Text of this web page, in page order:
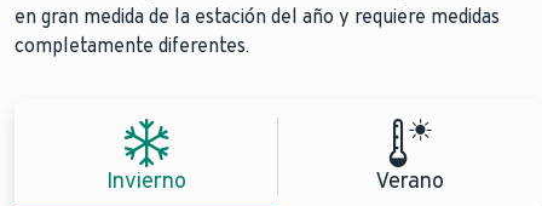
en gran medida de la estación del año y requiere medidas
completamente diferentes.
Invierno Verano